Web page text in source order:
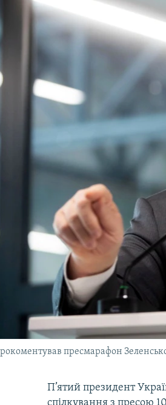
пресмарафон
П’ятий президент